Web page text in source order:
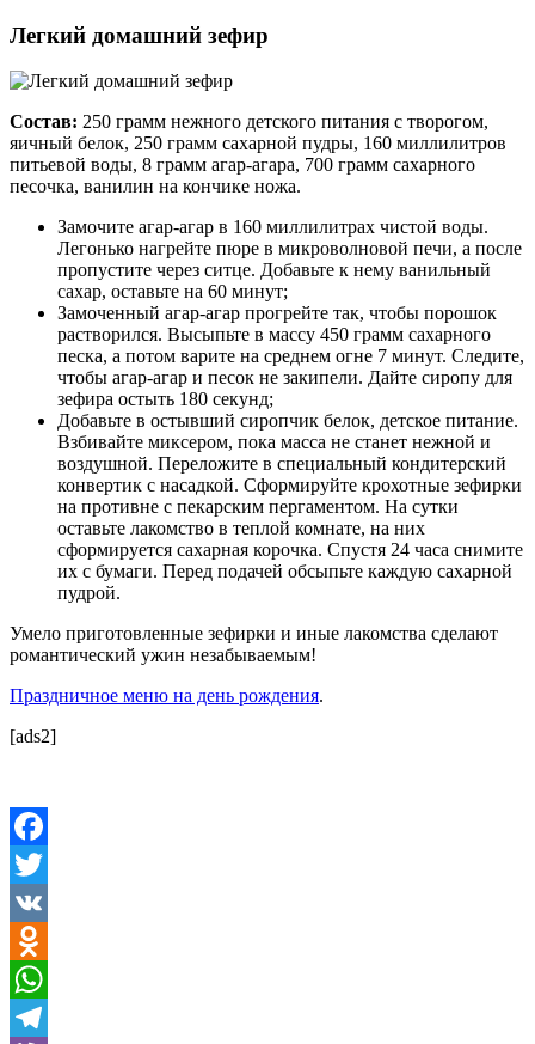
Легкий домашний зефир
Состав: 250 грамм нежного детского питания с творогом,
яичный белок, 250 грамм сахарной пудры, 160 миллилитров
питьевой воды, 8 грамм агар-агара, 700 грамм сахарного
песочка, ванилин на кончике ножа.
Замочите агар-агар в 160 миллилитрах чистой воды.
Легонько нагрейте пюре в микроволновой печи, а после
пропустите через ситце. Добавьте к нему ванильный
сахар, оставьте на 60 минут;
Замоченный агар-агар прогрейте так, чтобы порошок
растворился. Высыпьте в массу 450 грамм сахарного
песка, а потом варите на среднем огне 7 минут. Следите,
чтобы агар-агар и песок не закипели. Дайте сиропу для
зефира остыть 180 секунд;
Добавьте в остывший сиропчик белок, детское питание.
Взбивайте миксером, пока масса не станет нежной и
воздушной. Переложите в специальный кондитерский
конвертик с насадкой. Сформируйте крохотные зефирки
на противне с пекарским пергаментом. На сутки
оставьте лакомство в теплой комнате, на них
сформируется сахарная корочка. Спустя 24 часа снимите
их с бумаги. Перед подачей обсыпьте каждую сахарной
пудрой.
Умело приготовленные зефирки и иные лакомства сделают
романтический ужин незабываемым!
Праздничное меню на день рождения.
[ads2]
Facebook
Twitter
VK
Odnoklassniki
WhatsApp